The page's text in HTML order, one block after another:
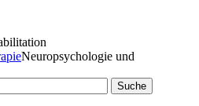
Neuropsychologie und